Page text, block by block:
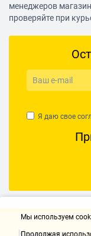
менеджеров
проверяйте при
Я даю свое
Мы используем
Продолжая